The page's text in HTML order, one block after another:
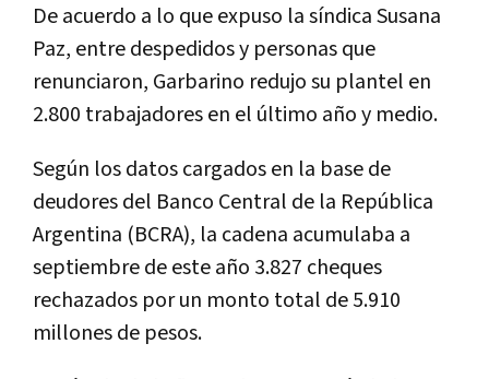
De acuerdo a lo que expuso la síndica Susana
Paz, entre despedidos y personas que
renunciaron, Garbarino redujo su plantel en
2.800 trabajadores en el último año y medio.
Según los datos cargados en la base de
deudores del Banco Central de la República
Argentina (BCRA), la cadena acumulaba a
septiembre de este año 3.827 cheques
rechazados por un monto total de 5.910
millones de pesos.